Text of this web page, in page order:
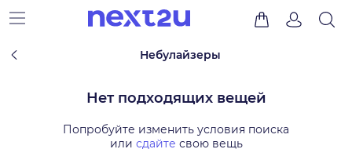
Небулайзеры
Нет подходящих вещей
Попробуйте изменить условия поиска
или сдайте свою вещь